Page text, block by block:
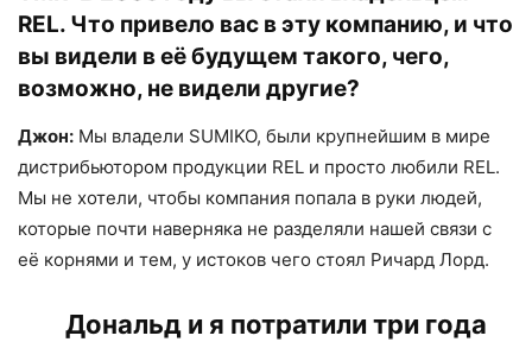
REL. Что привело вас в эту компанию, и что
вы видели в её будущем такого, чего,
возможно, не видели другие?
Джон: Мы владели SUMIKO, были крупнейшим в мире
дистрибьютором продукции REL и просто любили REL.
Мы не хотели, чтобы компания попала в руки людей,
которые почти наверняка не разделяли нашей связи с
её корнями и тем, у истоков чего стоял Ричард Лорд.
Дональд и я потратили три года